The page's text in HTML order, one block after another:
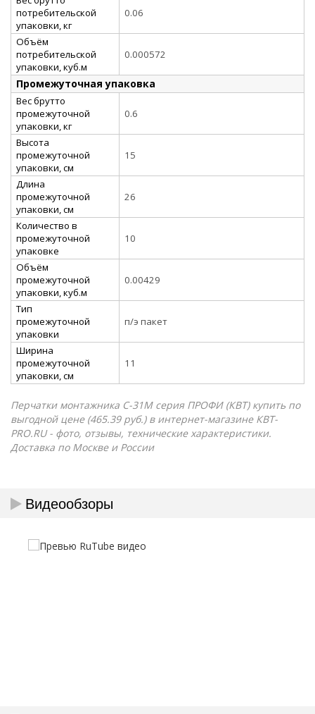
потребительской
упаковки, кг
0.06
Объём
потребительской
упаковки, куб.м
0.000572
Промежуточная упаковка
Вес брутто
промежуточной
упаковки, кг
0.6
Высота
промежуточной
упаковки, см
15
Длина
промежуточной
упаковки, см
26
Количество в
промежуточной
упаковке
10
Объём
промежуточной
упаковки, куб.м
0.00429
Тип
промежуточной
упаковки
п/э пакет
Ширина
промежуточной
упаковки, см
11
Перчатки монтажника С-31M серия ПРОФИ (КВТ) купить по
выгодной цене (465.39 руб.) в интернет-магазине КВТ-
PRO.RU - фото, отзывы, технические характеристики.
Доставка по Москве и России
Видеообзоры